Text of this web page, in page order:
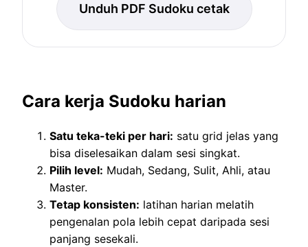
Unduh PDF Sudoku cetak
Cara kerja Sudoku harian
Satu teka-teki per hari: satu grid jelas yang
bisa diselesaikan dalam sesi singkat.
Pilih level: Mudah, Sedang, Sulit, Ahli, atau
Master.
Tetap konsisten: latihan harian melatih
pengenalan pola lebih cepat daripada sesi
panjang sesekali.